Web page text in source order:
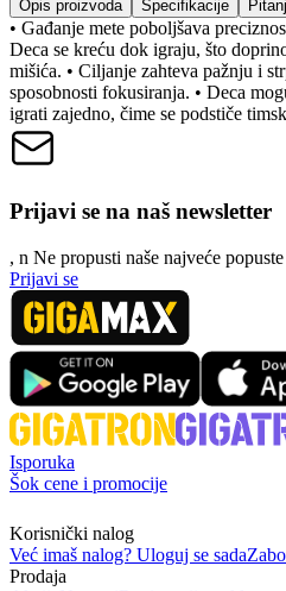
Opis proizvoda Specifikacije
• Gađanje mete poboljšava
Deca se kreću dok igraju, što
mišića. • Ciljanje zahteva pažnju i
sposobnosti fokusiranja. • Deca
igrati zajedno, čime se podstiče
Prijavi se na naš newsletter
, n Ne propusti naše najveće
Prijavi se
Isporuka
Šok cene i promocije
Korisnički nalog
Već imaš nalog? Uloguj se sada
Prodaja